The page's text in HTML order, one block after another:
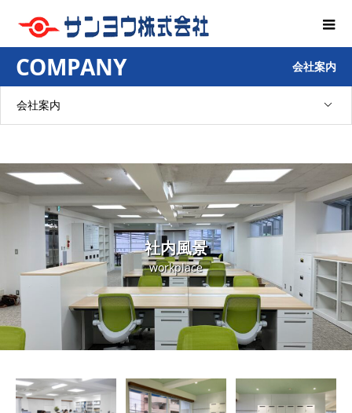
COMPANY 会社案内
会社案内
社内風景
workplace